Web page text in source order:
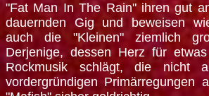
"Fat Man In The Rain" ihren gut
dauernden Gig und beweisen
auch die "Kleinen" ziemlich
Derjenige, dessen Herz für
Rockmusik schlägt, die nicht
vordergründigen Primärregungen